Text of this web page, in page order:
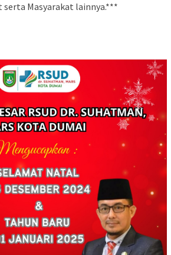
serta Masyarakat lainnya.***